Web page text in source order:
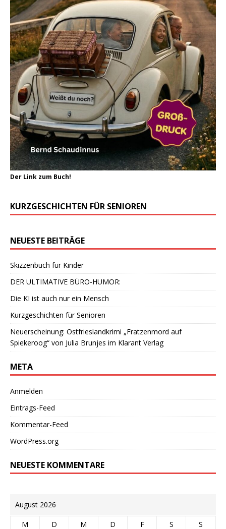
Der Link zum Buch!
KURZGESCHICHTEN FÜR SENIOREN
NEUESTE BEITRÄGE
Skizzenbuch für Kinder
DER ULTIMATIVE BÜRO-HUMOR:
Die KI ist auch nur ein Mensch
Kurzgeschichten für Senioren
Neuerscheinung: Ostfrieslandkrimi „Fratzenmord auf
Spiekeroog“ von Julia Brunjes im Klarant Verlag
META
Anmelden
Eintrags-Feed
Kommentar-Feed
WordPress.org
NEUESTE KOMMENTARE
August 2026
M D M D F S
S